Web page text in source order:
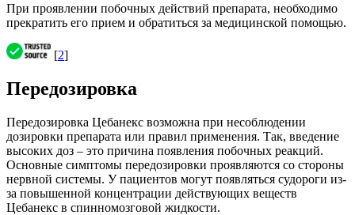
При проявлении побочных действий препарата, необходимо
прекратить его прием и обратиться за медицинской помощью.
[2]
Передозировка
Передозировка Цебанекс возможна при несоблюдении
дозировки препарата или правил применения. Так, введение
высоких доз – это причина появления побочных реакций.
Основные симптомы передозировки проявляются со стороны
нервной системы. У пациентов могут появляться судороги из-
за повышенной концентрации действующих веществ
Цебанекс в спинномозговой жидкости.